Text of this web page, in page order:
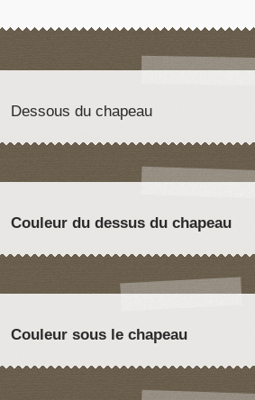
Dessous du chapeau
Couleur du dessus du chapeau
Couleur sous le chapeau